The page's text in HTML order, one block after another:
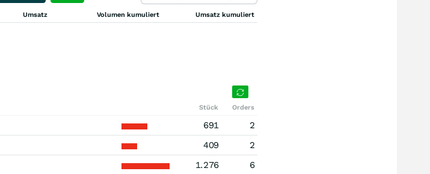
Umsatz Volumen kumuliert Umsatz kumuliert
Stück Orders
691
2
409
2
1.276
6